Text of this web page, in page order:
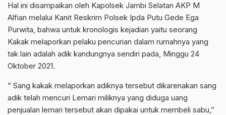
Hal ini disampaikan oleh Kapolsek Jambi Selatan AKP M
Alfian melalui Kanit Reskrim Polsek Ipda Putu Gede Ega
Purwita, bahwa untuk kronologis kejadian yaitu seorang
Kakak melaporkan pelaku pencurian dalam rumahnya yang
tak lain adalah adik kandungnya sendiri pada, Minggu 24
Oktober 2021.
” Sang kakak melaporkan adiknya tersebut dikarenakan sang
adik telah mencuri Lemari miliknya yang diduga uang
penjualan lemari tersebut akan dipakai untuk membeli sabu,”